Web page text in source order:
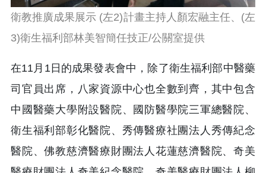
衛教推廣成果展示 (左2)計畫主持人顏宏融主任、(左
3)衛生福利部林美智簡任技正/公關室提供
在11月1日的成果發表會中，除了衛生福利部中醫藥
司官員出席，八家資源中心也全數到齊，其中包含
中國醫藥大學附設醫院、國防醫學院三軍總醫院、
衛生福利部彰化醫院、秀傳醫療社團法人秀傳紀念
醫院、佛教慈濟醫療財團法人花蓮慈濟醫院、奇美